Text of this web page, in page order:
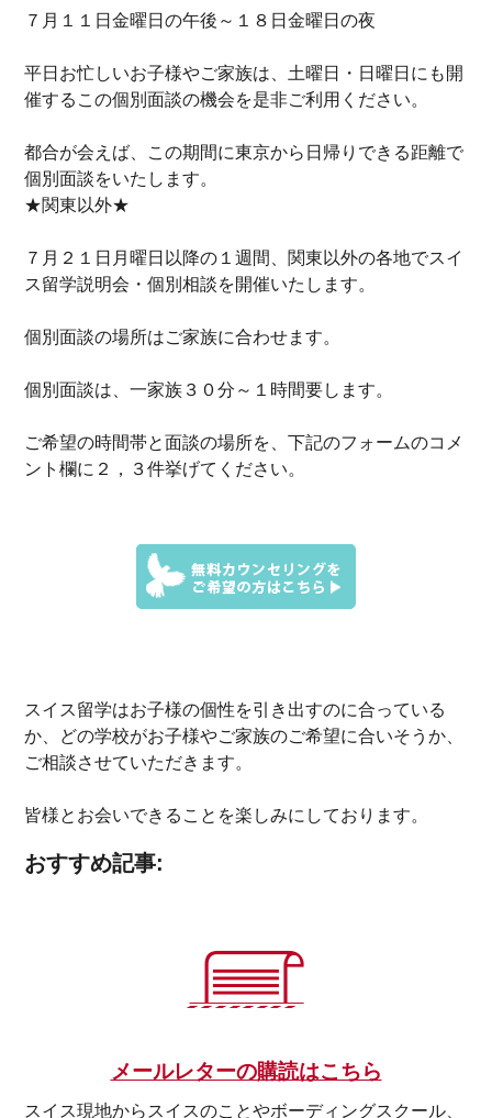
７月１１日金曜日の午後～１８日金曜日の夜
平日お忙しいお子様やご家族は、土曜日・日曜日にも開
催するこの個別面談の機会を是非ご利用ください。
都合が会えば、この期間に東京から日帰りできる距離で
個別面談をいたします。
★関東以外★
７月２１日月曜日以降の１週間 、関東以外の各地でスイ
ス留学説明会・個別相談を開催いたします。
個別面談の場所はご家族に合わせます。
個別面談は、一家族３０分～１時間要します。
ご希望の時間帯と面談の場所を、下記のフォームのコメ
ント欄に２，３件挙げてください。
スイス留学はお子様の個性を引き出すのに合っている
か、どの学校がお子様やご家族のご希望に合いそうか、
ご相談させていただきます。
皆様とお会いできることを楽しみにしております。
おすすめ記事:
メールレターの購読はこちら
スイス現地からスイスのことやボーディングスクール、